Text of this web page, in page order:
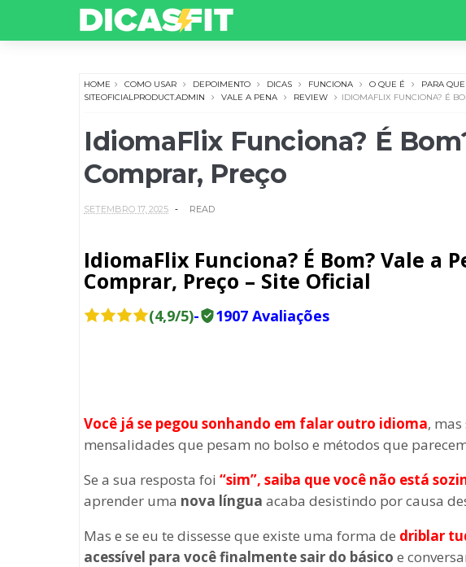
HOME COMO USAR DEPOIMENTO DICAS FUNCIONA O QUE É PARA
SITEOFICIALPRODUCT.ADMIN
VALE A PENA REVIEW IDIOMAFLIX FUNCIONA? É
IdiomaFlix Funciona? É
Comprar, Preço
SETEMBRO 17, 2025 READ
IdiomaFlix Funciona? É Bom? Vale a
Comprar, Preço – Site Oficial
(4,9/5)- 1907 Avaliações
Você já se pegou sonhando em falar outro idioma,
mensalidades que pesam no bolso e métodos que
Se a sua resposta foi “sim”, saiba que você não está
aprender uma nova língua acaba desistindo por causa
Mas e se eu te dissesse que existe uma forma de driblar
acessível para você finalmente sair do básico e